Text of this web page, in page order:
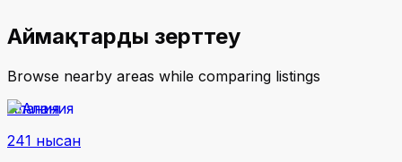
Аймақтарды зерттеу
Browse nearby areas while comparing listings
Алания
241 нысан